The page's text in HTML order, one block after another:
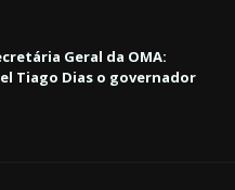
Geral da OMA:
Tiago Dias o governador